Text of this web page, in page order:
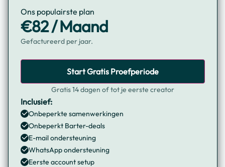
Ons populairste plan
€82 / Maand
Gefactureerd per jaar.
Start Gratis Proefperiode
Gratis 14 dagen of tot je eerste creator
Inclusief:
Onbeperkte samenwerkingen
Onbeperkt Barter-deals
E-mail ondersteuning
WhatsApp ondersteuning
Eerste account setup